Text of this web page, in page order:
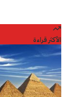
الأكثر قراءة